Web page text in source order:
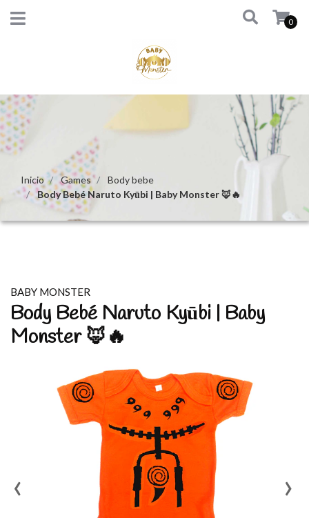
0
Inicio Games
Body bebe
Body Bebé Naruto Kyūbi | Baby Monster 🦊🔥
BABY MONSTER
Body Bebé Naruto Kyūbi | Baby
Monster 🦊🔥
‹ ›